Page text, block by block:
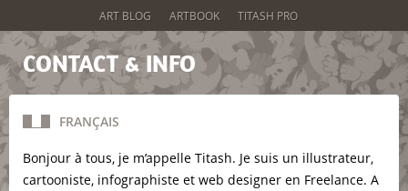
ART BLOG ARTBOOK TITASH PRO
CONTACT & INFO
FRANÇAIS
Bonjour à tous, je m’appelle Titash. Je suis un illustrateur,
cartooniste, infographiste et web designer en Freelance. A